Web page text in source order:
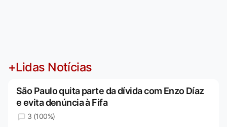
+Lidas Notícias
São Paulo quita parte da dívida com Enzo Díaz
e evita denúncia à Fifa
3 (100%)